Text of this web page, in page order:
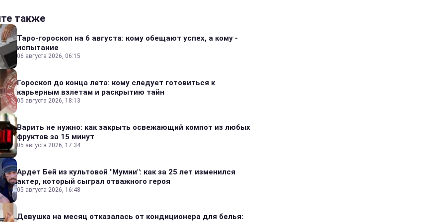
также
Таро-гороскоп на 6 августа: кому обещают успех, а кому -
испытание
06 августа 2026, 06:15
Гороскоп до конца лета: кому следует готовиться к
карьерным взлетам и раскрытию тайн
05 августа 2026, 18:13
Варить не нужно: как закрыть освежающий компот из любых
фруктов за 15 минут
05 августа 2026, 17:34
Ардет Бей из культовой "Мумии": как за 25 лет изменился
актер, который сыграл отважного героя
05 августа 2026, 16:48
Девушка на месяц отказалась от кондиционера для белья: